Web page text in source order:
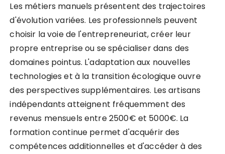
Les métiers manuels présentent des trajectoires
d'évolution variées. Les professionnels peuvent
choisir la voie de l'entrepreneuriat, créer leur
propre entreprise ou se spécialiser dans des
domaines pointus. L'adaptation aux nouvelles
technologies et à la transition écologique ouvre
des perspectives supplémentaires. Les artisans
indépendants atteignent fréquemment des
revenus mensuels entre 2500€ et 5000€. La
formation continue permet d'acquérir des
compétences additionnelles et d'accéder à des